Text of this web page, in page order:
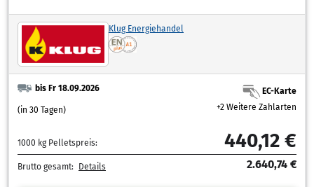
Klug Energiehandel
bis Fr 18.09.2026
(in 30 Tagen)
EC-Karte
+2 Weitere Zahlarten
1000 kg Pelletspreis: 440,12 €
Brutto gesamt: Details 2.640,74 €